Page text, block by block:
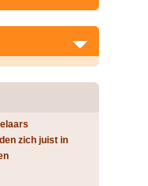
zich juist in